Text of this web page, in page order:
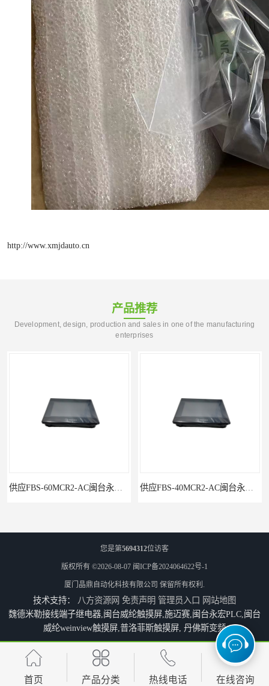
http://www.xmjdauto.cn
产品推荐
Development, design, production and sales in one of the manufacturing
enterprises
永宏7寸触摸屏HF070L-00
您是第5694312位访客
版权所有 ©2026-08-07 闽ICP备2024064622号-1
厦门晶鼎自动化科技有限公司 保留所有权利.
技术支持： 八方资源网 免责声明 管理员入口 网站地图
魏德米勒接线端子继电器,闽台威纶触摸屏,施迈赛,闽台永宏PLC,闽台
威纶weinview触摸屏,普洛菲斯触摸屏, 丹佛斯变频
首页 产品分类 热线电话 在线咨询